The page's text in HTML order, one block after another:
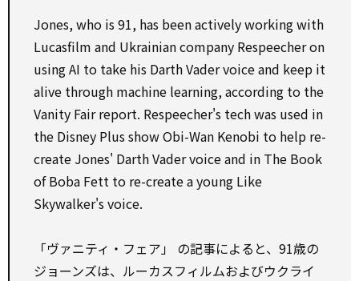
Jones, who is 91, has been actively working with
Lucasfilm and Ukrainian company Respeecher on
using AI to take his Darth Vader voice and keep it
alive through machine learning, according to the
Vanity Fair report. Respeecher's tech was used in
the Disney Plus show Obi-Wan Kenobi to help re-
create Jones' Darth Vader voice and in The Book
of Boba Fett to re-create a young Like
Skywalker's voice.
「ヴァニティ・フェア」 の記事によると、91歳の
ジョーンズは、ルーカスフィルムおよびウクライ